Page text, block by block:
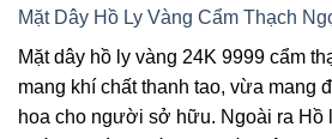
Mặt Dây Hồ Ly Vàng Cẩm Thạch
Mặt dây hồ ly vàng 24K 9999 cẩm
mang khí chất thanh tao, vừa mang
hoa cho người sở hữu. Ngoài ra Hồ